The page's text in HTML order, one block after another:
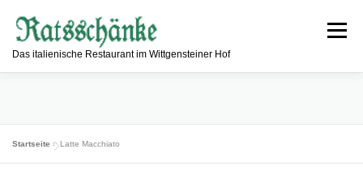
Inhalt
springen
Das italienische Restaurant im Wittgensteiner Hof
Menü
Startseite »Latte Macchiato